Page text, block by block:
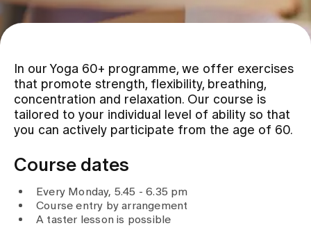
Latest news
Jobs & Career
Baby gallery
Blog
Media
In our Yoga 60+ programme, we offer exercises
that promote strength, flexibility, breathing,
concentration and relaxation. Our course is
tailored to your individual level of ability so that
you can actively participate from the age of 60.
Course dates
Every Monday, 5.45 - 6.35 pm
Course entry by arrangement
A taster lesson is possible